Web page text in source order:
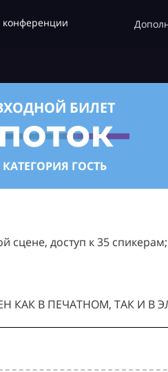
БИЛЕТ
КАТЕГОРИЯ ГОСТЬ
сцене, доступ к 35 спикерам;
КАК В ПЕЧАТНОМ, ТАК И В